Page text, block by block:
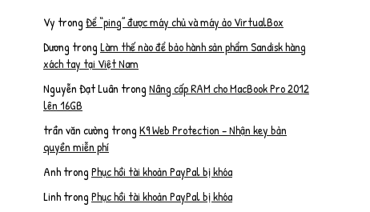
Vy trongĐể “ping” được máy chủ và máy ảo VirtualBox
Dương trongLàm thế nào để bảo hành sản phẩm Sandisk hàng
xách tay tại Việt Nam
Nguyễn Đạt Luân trongNâng cấp RAM cho MacBook Pro 2012
lên 16GB
trần văn cường trongK9 Web Protection – Nhận key bản
quyền miễn phí
AnhtrongPhục hồi tài khoản PayPal bị khóa
LinhtrongPhục hồi tài khoản PayPal bị khóa